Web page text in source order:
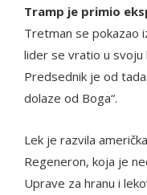
Tramp je primio
Tretman se pokazao
lider se vratio u svoju
Predsednik je od
dolaze od Boga“.
Lek je razvila
Regeneron, koja je
Uprave za hranu i